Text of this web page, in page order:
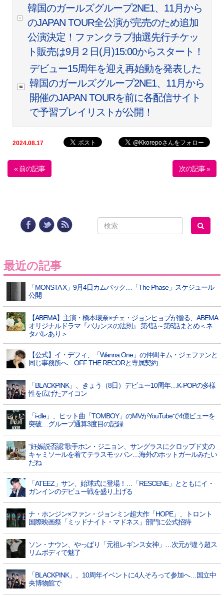
韓国のガールズグループ2NE1、11月から
のJAPAN TOUR全公演が完売のため追加
公演決定！ファンクラブ抽選先行チケッ
ト販売は9月２日(月)15:00からスタート！
デビュー15周年を迎え再始動を発表した
韓国のガールズグループ2NE1、11月から
開催のJAPAN TOURを前に各配信サイト
で予習プレイリストが公開！
2024.08.17
« 前の記事 次の記事 »
最近の記事
「MONSTA X」9月4日カムバック…「The Phase」スケジュール
公開
【ABEMA】主演・橋本環奈×チェ・ジョンヒョプが贈る、ABEMA
オリジナルドラマ『バカンスの法則』 第4話～第6話まとめ＜ネ
タバレあり＞
【公式】イ・デフィ、「Wanna One」の仲間キム・ジェファンと
同じ事務所へ…OFF THE RECORと専属契約
「BLACKPINK」、きょう（8日）デビュー10周年…K-POPの多様
性を広げたアイコン
「i-dle」、ヒット曲「TOMBOY」のMVがYouTubeで4億ビューを
突破…グループ通算3度目の記録
“妊娠説否認”歌手ホン・ジニョン、サングラスにクロップド丈の
キャミソールを着てテラスモッパン…海外のホットガールみたい
だね
「ATEEZ」サン、始球式に登場！…「RESCENE」とともにイ・
ガンインのデビュー戦を盛り上げる
ナ・ホンジン×ファン・ジョンミン超大作「HOPE」、トロント
国際映画祭「ミッドナイト・マドネス」部門に公式招待
ソン・ナウン、やっぱり「元祖レギンス女神」…次元が違う超ス
リムボディで魅了
「BLACKPINK」、10周年イベントに4人そろって参加へ…国立中
央博物館で